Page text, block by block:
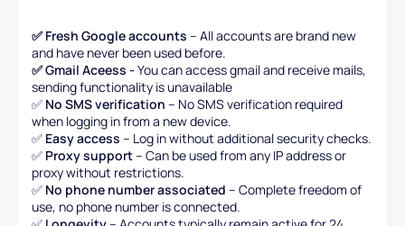
✅ Fresh Google accounts – All accounts are brand new
and have never been used before.
✅ Gmail Aceess - You can access gmail and receive mails,
sending functionality is unavailable
✅ No SMS verification – No SMS verification required
when logging in from a new device.
✅ Easy access – Log in without additional security checks.
✅ Proxy support– Can be used from any IP address or
proxy without restrictions.
✅ No phone number associated – Complete freedom of
use, no phone number is connected.